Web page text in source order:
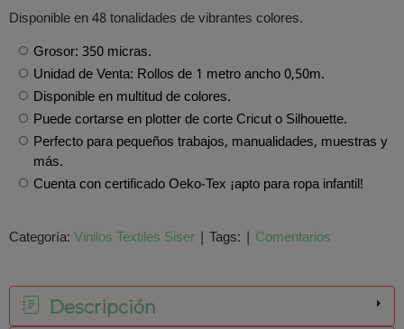
Disponible en 48 tonalidades de vibrantes colores.
Grosor: 350 micras.
Unidad de Venta: Rollos de 1 metro ancho 0,50m.
Disponible en multitud de colores.
Puede cortarse en plotter de corte Cricut o Silhouette.
Perfecto para pequeños trabajos, manualidades, muestras y
más.
Cuenta con certificado Oeko-Tex ¡apto para ropa infantil!
Categoría:Vinilos Textiles Siser | Tags: | Comentarios
Descripción